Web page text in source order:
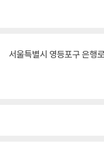
서울특별시 영등포구 은행